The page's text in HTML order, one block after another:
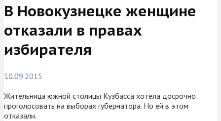
В Новокузнецке женщине
отказали в правах
избирателя
10.09.2015
Жительница южной столицы Кузбасса хотела досрочно
проголосовать на выборах губернатора. Но ей в этом
отказали.